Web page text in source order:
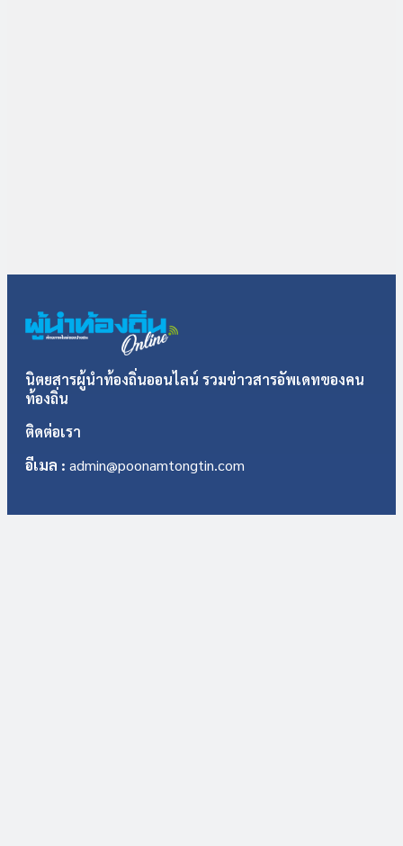
นิตยสารผู้นำท้องถิ่นออนไลน์ รวมข่าวสารอัพเดทของคน
ท้องถิ่น
ติดต่อเรา
อีเมล : admin@poonamtongtin.com